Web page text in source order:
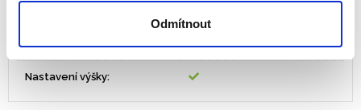
Odmítnout
Barva: černá
Nastavení výšky: